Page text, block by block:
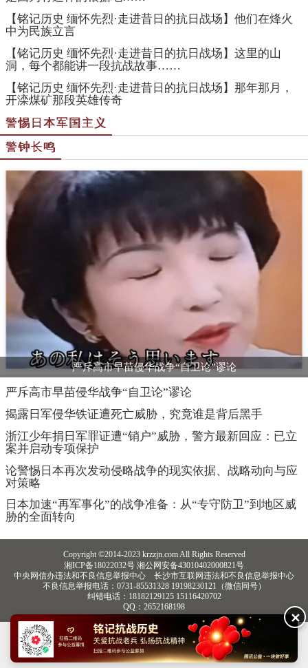
严斥高市早苗侵华战争“自卫论”谬论
揭露日军侵华铁证遭死亡威胁，究竟谁是背后黑手
浙江少年捐日军罪证遭“销户”威胁，警方最新回应：已立
案并启动专项保护
论警惕日本再次发动侵略战争的现实依据、战略动向与应
对策略
日本加速“再军事化”的战争准备：从“专守防卫”到地区威
胁的全面转向
Copyright ©2014-2023 krzzjn.com All Rights Reserved
湘ICP备18022032号 湘公网安备43010402000821号
中央网信办违法和不良信息举报中心
长沙市互联网违法和不良信息举报中心
不良信息举报电话：0731-85531328 19198230121（微信同号）
纠错电话：18182129125 15116420702
QQ：2652168198
✕